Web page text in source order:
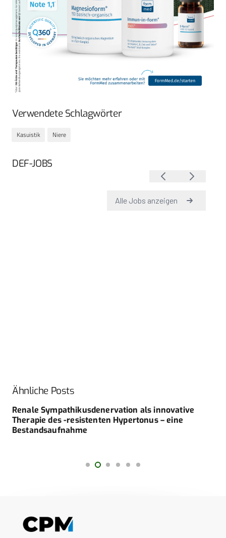
Verwendete Schlagwörter
Kasuistik Niere
DEF-JOBS
Ähnliche Posts
Renale Sympathikusdenervation als innovative
Therapie des -resistenten Hypertonus – eine
Bestandsaufnahme